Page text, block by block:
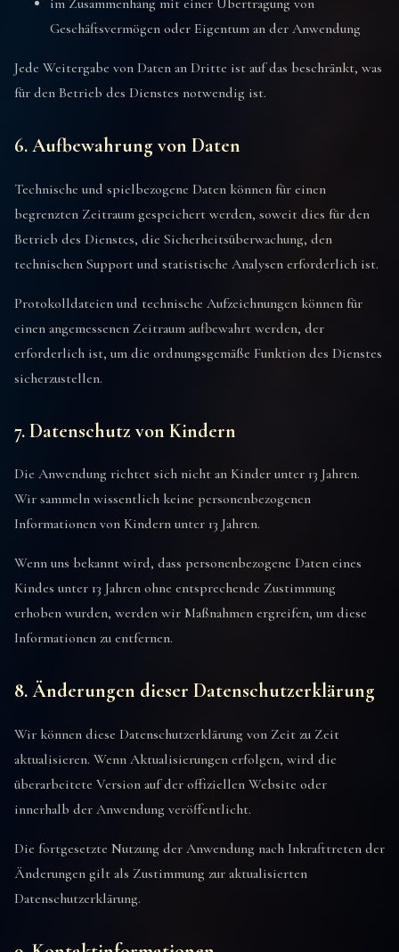
Geschäftsvermögen oder Eigentum an der Anwendung
Jede Weitergabe von Daten an Dritte ist auf das beschränkt, was
für den Betrieb des Dienstes notwendig ist.
6. Aufbewahrung von Daten
Technische und spielbezogene Daten können für einen
begrenzten Zeitraum gespeichert werden, soweit dies für den
Betrieb des Dienstes, die Sicherheitsüberwachung, den
technischen Support und statistische Analysen erforderlich ist.
Protokolldateien und technische Aufzeichnungen können für
einen angemessenen Zeitraum aufbewahrt werden, der
erforderlich ist, um die ordnungsgemäße Funktion des Dienstes
sicherzustellen.
7. Datenschutz von Kindern
Die Anwendung richtet sich nicht an Kinder unter 13 Jahren.
Wir sammeln wissentlich keine personenbezogenen
Informationen von Kindern unter 13 Jahren.
Wenn uns bekannt wird, dass personenbezogene Daten eines
Kindes unter 13 Jahren ohne entsprechende Zustimmung
erhoben wurden, werden wir Maßnahmen ergreifen, um diese
Informationen zu entfernen.
8. Änderungen dieser Datenschutzerklärung
Wir können diese Datenschutzerklärung von Zeit zu Zeit
aktualisieren. Wenn Aktualisierungen erfolgen, wird die
überarbeitete Version auf der offiziellen Website oder
innerhalb der Anwendung veröffentlicht.
Die fortgesetzte Nutzung der Anwendung nach Inkrafttreten der
Änderungen gilt als Zustimmung zur aktualisierten
Datenschutzerklärung.